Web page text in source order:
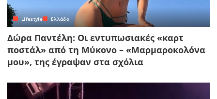
Lifestyle Ελλάδα
Δώρα Παντέλη: Οι εντυπωσιακές «καρτ
ποστάλ» από τη Μύκονο – «Μαρμαροκολόνα
μου», της έγραψαν στα σχόλια